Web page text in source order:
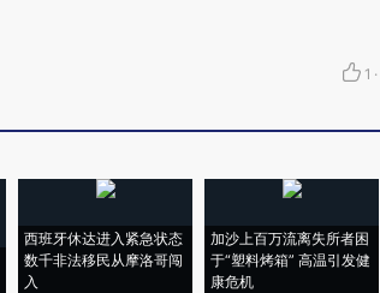
1 ·
西班牙休达进入紧急状态
数千非法移民从摩洛哥闯
入
加沙上百万流离失所者困
于“塑料烤箱” 高温引发健
康危机